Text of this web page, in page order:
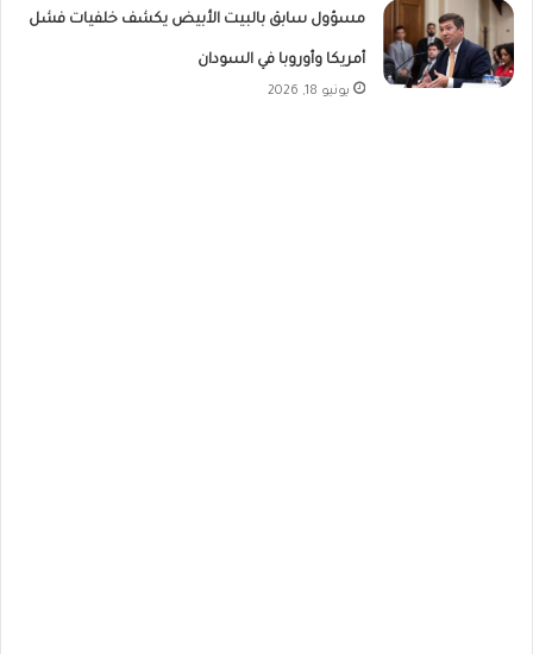
مسؤول سابق بالبيت الأبيض يكشف خلفيات فشل
أمريكا وأوروبا في السودان
يونيو 18, 2026